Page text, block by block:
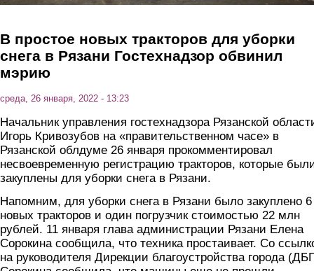
В простое новых тракторов для уборки
снега в Рязани Гостехнадзор обвинил
мэрию
среда, 26 января, 2022 - 13:23
Начальник управления гостехнадзора Рязанской
Игорь Кривозубов на «правительственном часе» в
Рязанской облдуме 26 января прокомментировал
несвоевременную регистрацию тракторов, которые
закуплены для уборки снега в Рязани.
Напомним, для уборки снега в Рязани было закуплено 6
новых тракторов и один погрузчик стоимостью 22 млн
рублей. 11 января глава администрации Рязани Елена
Сорокина сообщила, что техника простаивает. Со
на руководителя Дирекции благоустройства города